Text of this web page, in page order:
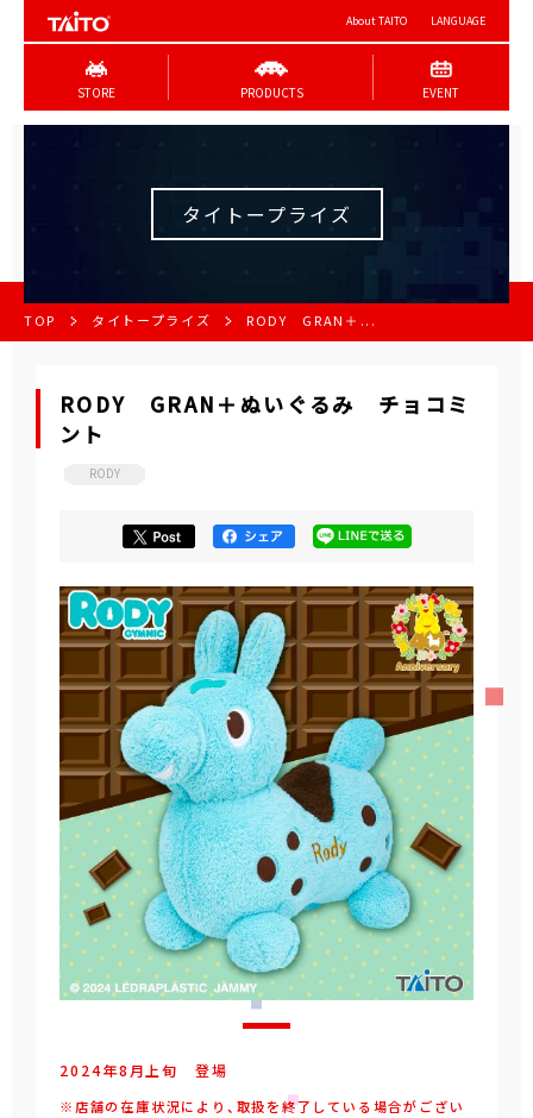
About TAITO LANGUAGE
STORE PRODUCTS EVENT
タイトープライズ
TOP タイトープライズ RODY GRAN＋...
RODY GRAN＋ぬいぐるみ チョコミ
ント
RODY
2024年8 月 上旬 登場
※店舗の在庫状況により、取扱を終了している場合がござい